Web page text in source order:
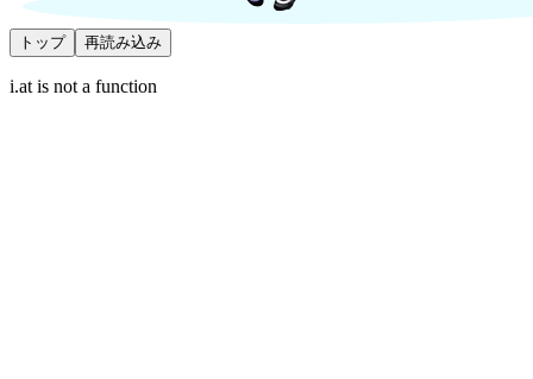
トップ 再読み込み
i.at is not a function